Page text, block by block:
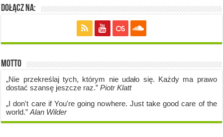
Dołącz na:
Motto
„Nie przekreślaj tych, którym nie udało się. Każdy ma prawo
dostać szansę jeszcze raz.”Piotr Klatt
„I don't care if You're going nowhere. Just take good care of the
world.”Alan Wilder